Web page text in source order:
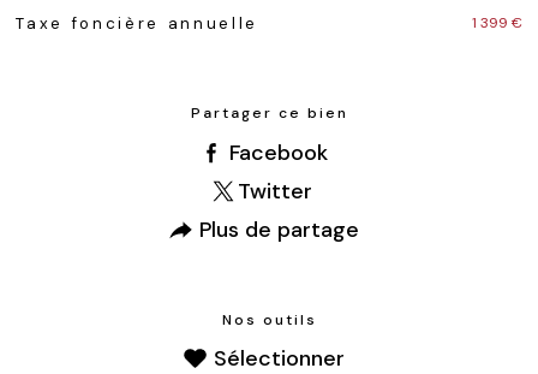
Caractéristiques Valeurs
Taxe foncière annuelle 1 399 €
Partager ce bien
Facebook
Twitter
Plus de partage
Nos outils
Sélectionner